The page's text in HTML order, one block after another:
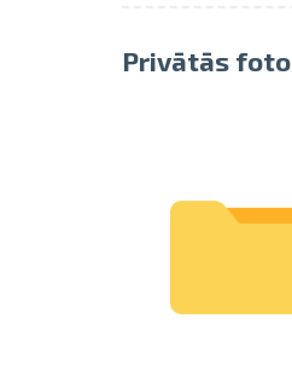
Privātās